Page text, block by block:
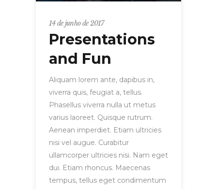
14 de junho de 2017
Presentations
and Fun
Aliquam lorem ante, dapibus in,
viverra quis, feugiat a, tellus.
Phasellus viverra nulla ut metus
varius laoreet. Quisque rutrum.
Aenean imperdiet. Etiam ultricies
nisi vel augue. Curabitur
ullamcorper ultricies nisi. Nam eget
dui. Etiam rhoncus. Maecenas
tempus, tellus eget condimentum